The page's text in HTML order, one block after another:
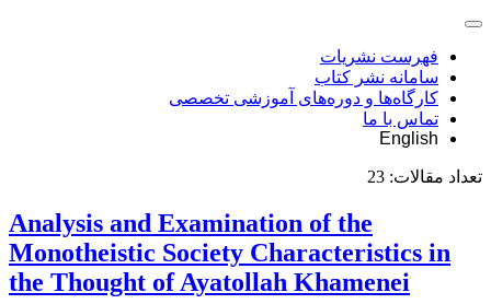
فهرست نشریات
سامانه نشر کتاب
کارگاه‌ها و دوره‌های آموزشی تخصصی
تماس با ما
English
تعداد مقالات: 23
Analysis and Examination of the
Monotheistic Society Characteristics in
the Thought of Ayatollah Khamenei